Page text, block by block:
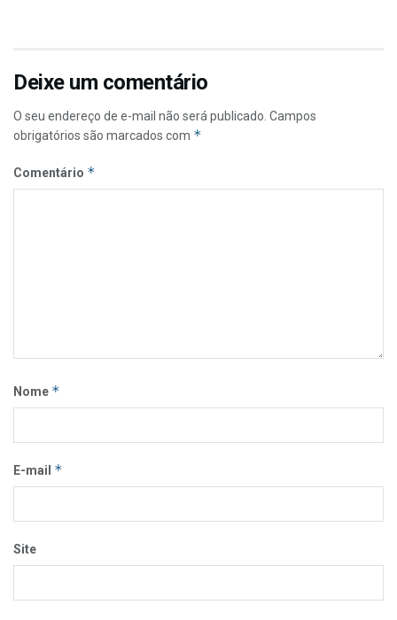
Deixe um comentário
O seu endereço de e-mail não será publicado. Campos
obrigatórios são marcados com *
Comentário *
Nome *
E-mail *
Site